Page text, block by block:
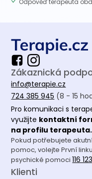
Zákaznická
info@terapie.cz
724 385 945 (8 - 15
Pro komunikaci s
využijte kontaktní
na profilu terapeuta.
Pokud potřebujete
pomoc, volejte První linku
psychické pomoci116 123
Klienti